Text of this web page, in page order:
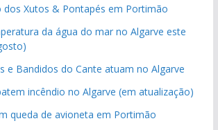
dos Xutos & Pontapés em Portimão
da água do mar no Algarve este
e Bandidos do Cante atuam no Algarve
incêndio no Algarve (em atualização)
queda de avioneta em Portimão